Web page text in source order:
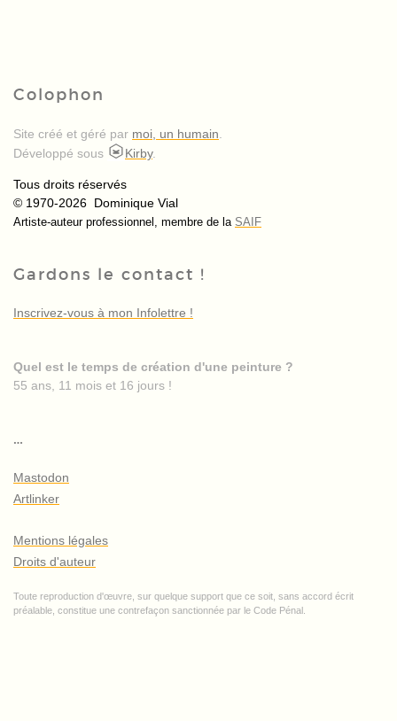
Colophon
Site créé et géré par moi, un humain
Développé sous
Kirby.
Tous droits réservés
© 1970-2026 Dominique Vial
Artiste-auteur professionnel, membre de la SAIF
Gardons le contact !
Inscrivez-vous à mon Infolettre !
Quel est le temps de création d'une peinture ?
55 ans, 11 mois et 16 jours !
…
Mastodon
Artlinker
Mentions légales
Droits d'auteur
Toute reproduction d'œuvre, sur quelque support que ce soit, sans accord écrit
préalable, constitue une contrefaçon sanctionnée par le Code Pénal.